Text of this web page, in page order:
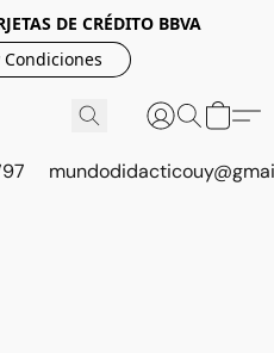
DE CRÉDITO BBVA